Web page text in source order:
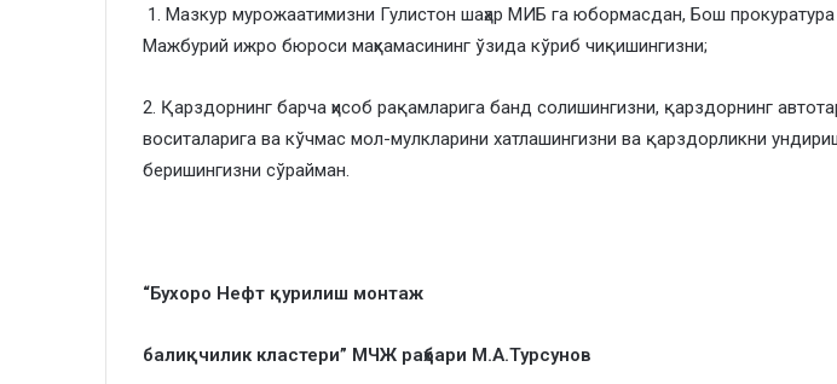
1. Мазкур мурожаатимизни Гулистон шаҳар МИБ га юбормасдан, Бош прокуратура
Мажбурий ижро бюроси маҳкамасининг ўзида кўриб чиқишингизни;
2. Қарздорнинг барча ҳисоб рақамларига банд солишингизни, қарздорнинг
воситаларига ва кўчмас мол-мулкларини хатлашингизни ва қарздорликни
беришингизни сўрайман.
“Бухоро Нефт қурилиш монтаж
балиқчилик кластери” МЧЖ раҳбари М.А.Турсунов